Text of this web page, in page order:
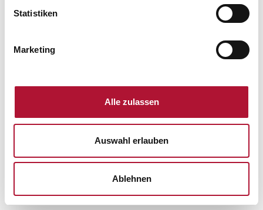
Statistiken
Marketing
Alle zulassen
Auswahl erlauben
Ablehnen